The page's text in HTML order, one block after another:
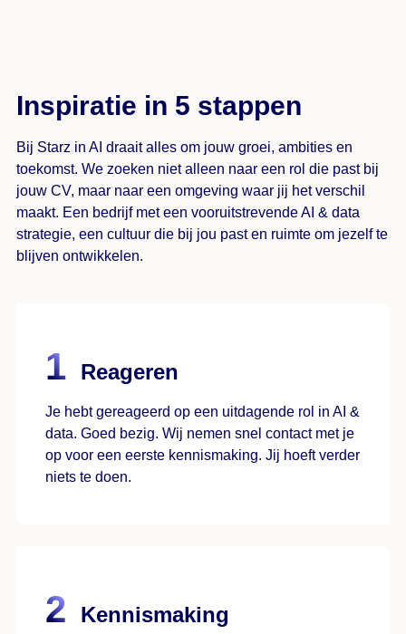
Inspiratie in 5 stappen
Bij Starz in AI draait alles om jouw groei, ambities en
toekomst. We zoeken niet alleen naar een rol die past bij
jouw CV, maar naar een omgeving waar jij het verschil
maakt. Een bedrijf met een vooruitstrevende AI & data
strategie, een cultuur die bij jou past en ruimte om jezelf te
blijven ontwikkelen.
Reageren
Je hebt gereageerd op een uitdagende rol in AI &
data. Goed bezig. Wij nemen snel contact met je
op voor een eerste kennismaking. Jij hoeft verder
niets te doen.
Kennismaking